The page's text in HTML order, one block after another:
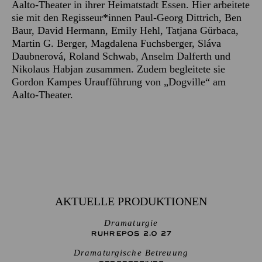
Aalto-Theater in ihrer Heimatstadt Essen. Hier arbeitete
sie mit den Regisseur*innen Paul-Georg Dittrich, Ben
Baur, David Hermann, Emily Hehl, Tatjana Gürbaca,
Martin G. Berger, Magdalena Fuchsberger, Sláva
Daubnerová, Roland Schwab, Anselm Dalferth und
Nikolaus Habjan zusammen. Zudem begleitete sie
Gordon Kampes Uraufführung von „Dogville“ am
Aalto-Theater.
AKTUELLE PRODUKTIONEN
Dramaturgie
RUHREPOS 2.0 27
Dramaturgische Betreuung